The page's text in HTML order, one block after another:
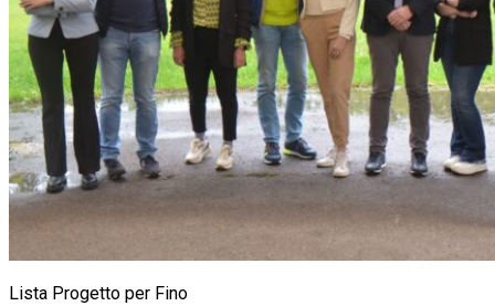
Lista Progetto per Fino